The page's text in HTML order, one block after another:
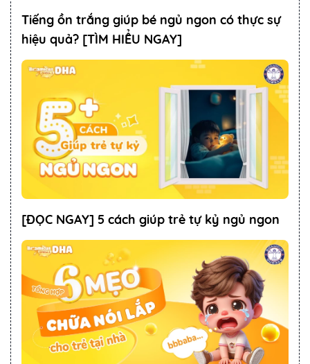
Tiếng ồn trắng giúp bé ngủ ngon có thực sự
hiệu quả? [TÌM HIỂU NGAY]
[ĐỌC NGAY] 5 cách giúp trẻ tự kỷ ngủ ngon